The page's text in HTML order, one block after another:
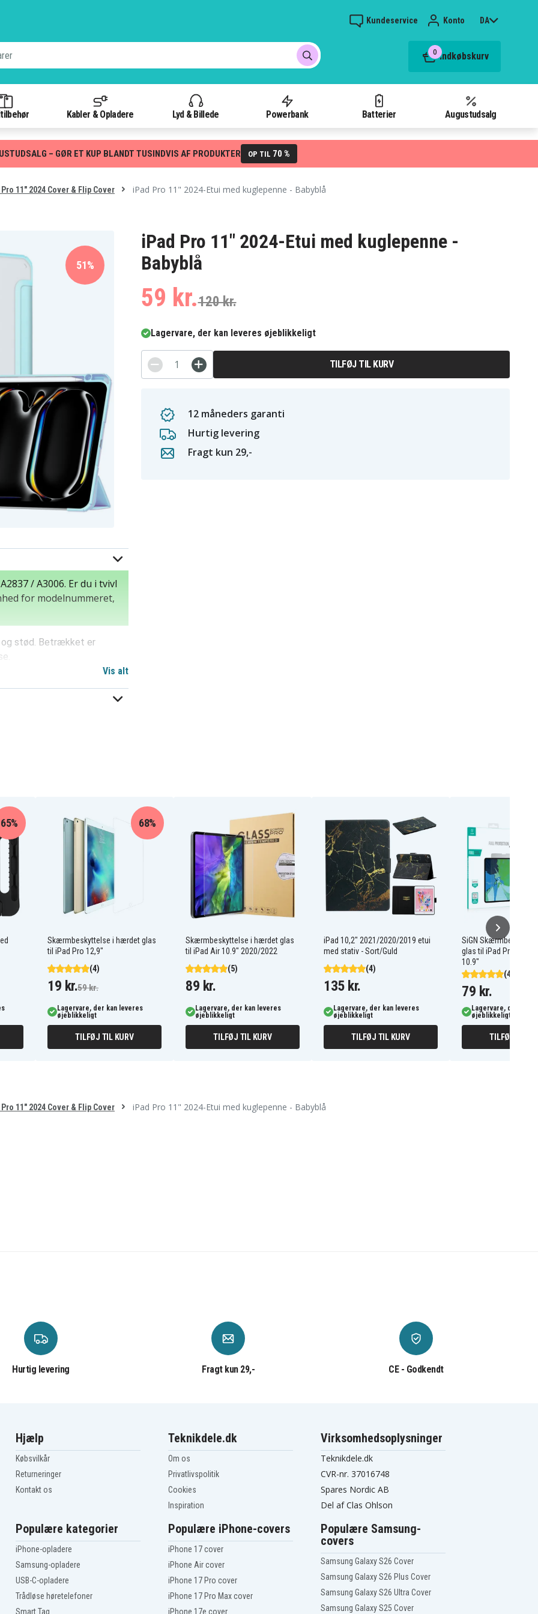
Kundeservice Konto DA
0 Indkøbskurv
Kabler & Opladere Lyd & Billede Powerbank Batterier Augustudsalg
– GØR ET KUP BLANDT TUSINDVIS AF PRODUKTER OP TIL 70 %
11" 2024 Cover & Flip Cover iPad Pro 11" 2024-Etui med kuglepenne - Babyblå
iPad Pro 11" 2024-Etui med kuglepenne -
Babyblå
51%
59 kr.120 kr.
Lagervare, der kan leveres øjeblikkeligt
TILFØJ TIL KURV
12 måneders garanti
Hurtig levering
Fragt kun 29,-
/ A3006. Er du i tvivl
for modelnummeret,
og stød. Betrækket er
Vis alt
65%
Skærmbeskyttelse i hærdet glas
til iPad Pro 12,9"
(4)
68%
19 kr.59 kr.
Lagervare, der kan leveres
øjeblikkeligt
TILFØJ TIL KURV
Skærmbeskyttelse i hærdet glas
til iPad Air 10.9" 2020/2022
(5)
89 kr.
Lagervare, der kan leveres
øjeblikkeligt
TILFØJ TIL KURV
iPad 10,2" 2021/2020/2019 etui
med stativ - Sort/Guld
(4)
135 kr.
Lagervare, der kan leveres
øjeblikkeligt
TILFØJ TIL KURV
SiGN
glas til iPad Pro 11" &
10.9"
(4)
79 kr.
Lagervare, der kan
øjeblikkeligt
TILFØJ TIL
11" 2024 Cover & Flip Cover iPad Pro 11" 2024-Etui med kuglepenne - Babyblå
Hurtig levering Fragt kun 29,- CE - Godkendt
Hjælp
Købsvilkår
Returneringer
Kontakt os
Teknikdele.dk
Om os
Privatlivspolitik
Cookies
Inspiration
Virksomhedsoplysninger
Teknikdele.dk
CVR-nr. 37016748
Spares Nordic AB
Del af Clas Ohlson
Populære kategorier
iPhone-opladere
Samsung-opladere
USB-C-opladere
Trådløse høretelefoner
Smart Tag
Populære iPhone-covers
iPhone 17 cover
iPhone Air cover
iPhone 17 Pro cover
iPhone 17 Pro Max cover
iPhone 17e cover
Populære Samsung-
covers
Samsung Galaxy S26 Cover
Samsung Galaxy S26 Plus Cover
Samsung Galaxy S26 Ultra Cover
Samsung Galaxy S25 Cover